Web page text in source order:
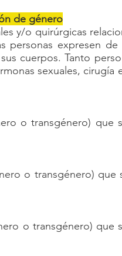
de género
y/o quirúrgicas
expresen
cuerpos. Tanto
sexuales,
o transgénero) que
o transgénero)
o transgénero)